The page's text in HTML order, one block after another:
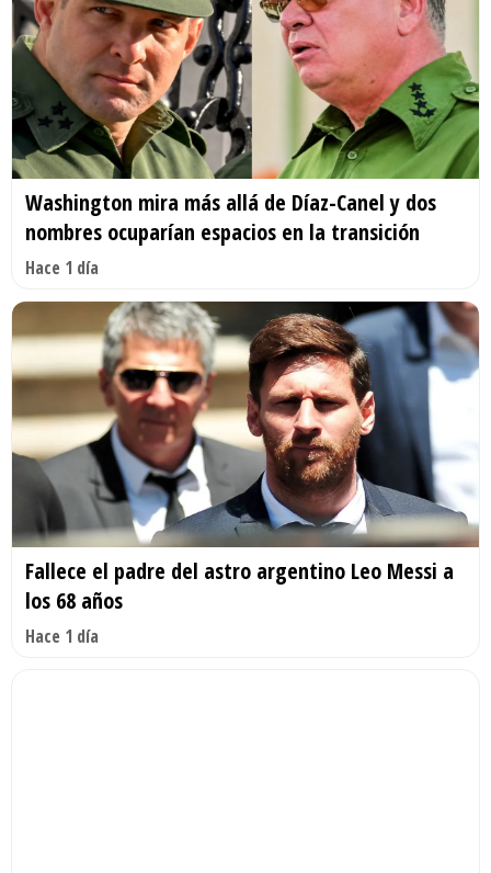
Washington mira más allá de Díaz-Canel y dos
nombres ocuparían espacios en la transición
Hace 1 día
Fallece el padre del astro argentino Leo Messi a
los 68 años
Hace 1 día